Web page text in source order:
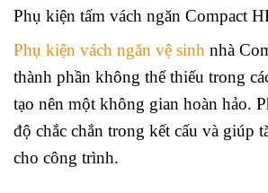
Phụ kiện tấm vách ngăn Compact
Phụ kiện vách ngăn vệ sinh nhà
thành phần không thể thiếu trong
tạo nên một không gian hoàn hảo.
độ chắc chắn trong kết cấu và giúp
cho công trình.